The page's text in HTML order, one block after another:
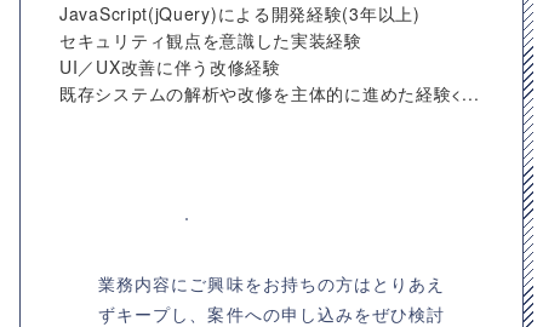
JavaScript(jQuery)による開発経験(3年以上)
セキュリティ観点を意識した実装経験
UI／UX改善に伴う改修経験
既存システムの解析や改修を主体的に進めた経験<...
業務内容にご興味をお持ちの方はとりあえ
ずキープし、案件への申し込みをぜひ検討